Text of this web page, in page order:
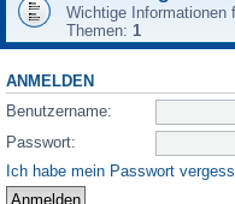
Wichtige Informationen
Themen: 1
ANMELDEN
Benutzername:
Passwort:
Ich habe mein Passwort